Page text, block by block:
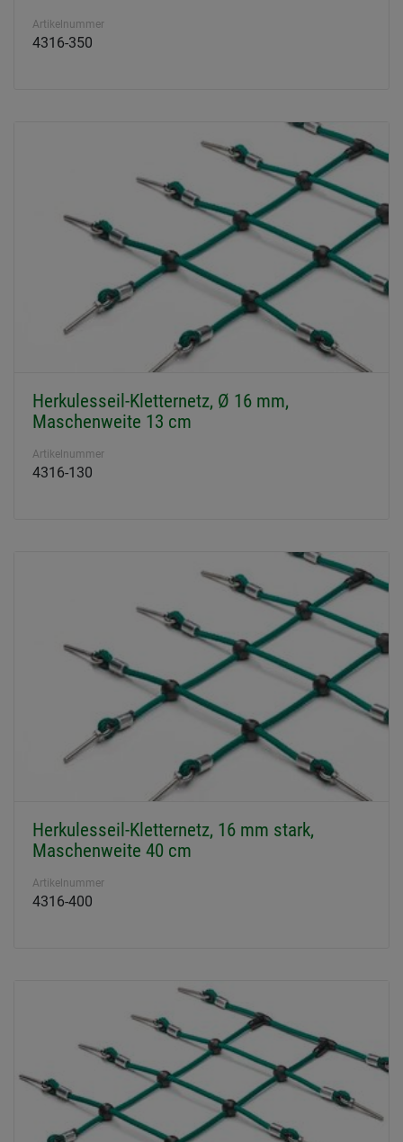
Artikelnummer
4316-350
Herkulesseil-Kletternetz, Ø 16 mm,
Maschenweite 13 cm
Artikelnummer
4316-130
Herkulesseil-Kletternetz, 16 mm stark,
Maschenweite 40 cm
Artikelnummer
4316-400